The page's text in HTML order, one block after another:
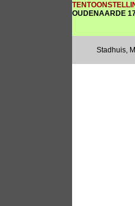
OUDENAARDE
Stadhuis,